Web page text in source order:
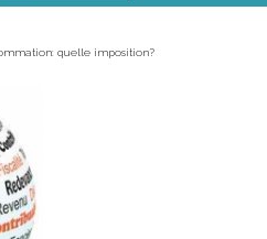
quelle imposition?